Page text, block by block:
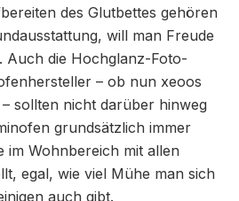
des Glutbettes gehören
will man Freude
Auch die Hochglanz-Foto-
– ob nun xeoos
sollten nicht darüber hinweg
grundsätzlich immer
im Wohnbereich mit allen
egal, wie viel Mühe man sich
auch gibt.